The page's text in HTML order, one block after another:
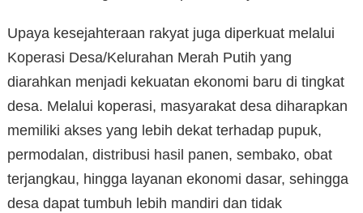
Upaya kesejahteraan rakyat juga diperkuat melalui
Koperasi Desa/Kelurahan Merah Putih yang
diarahkan menjadi kekuatan ekonomi baru di tingkat
desa. Melalui koperasi, masyarakat desa diharapkan
memiliki akses yang lebih dekat terhadap pupuk,
permodalan, distribusi hasil panen, sembako, obat
terjangkau, hingga layanan ekonomi dasar, sehingga
desa dapat tumbuh lebih mandiri dan tidak